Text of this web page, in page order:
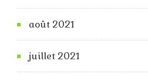
août 2021
juillet 2021